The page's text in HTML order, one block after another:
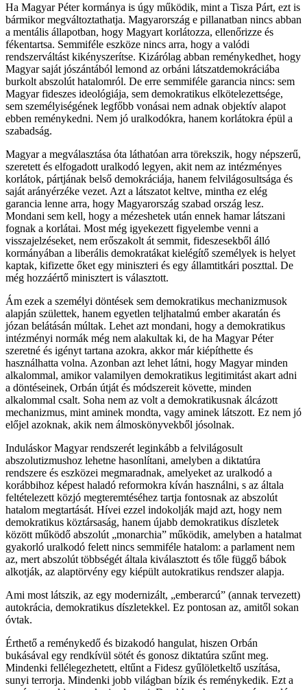
Ha Magyar Péter kormánya is úgy működik, mint a Tisza Párt, ezt is
bármikor megváltoztathatja. Magyarország e pillanatban nincs abban
a mentális állapotban, hogy Magyart korlátozza, ellenőrizze és
fékentartsa. Semmiféle eszköze nincs arra, hogy a valódi
rendszerváltást kikényszerítse. Kizárólag abban reménykedhet, hogy
Magyar saját jószántából lemond az orbáni látszatdemokráciába
burkolt abszolút hatalomról. De erre semmiféle garancia nincs: sem
Magyar fideszes ideológiája, sem demokratikus elkötelezettsége,
sem személyiségének legfőbb vonásai nem adnak objektív alapot
ebben reménykedni. Nem jó uralkodókra, hanem korlátokra épül a
szabadság.
Magyar a megválasztása óta láthatóan arra törekszik, hogy népszerű,
szeretett és elfogadott uralkodó legyen, akit nem az intézményes
korlátok, pártjának belső demokráciája, hanem felvilágosultsága és
saját arányérzéke vezet. Azt a látszatot keltve, mintha ez elég
garancia lenne arra, hogy Magyarország szabad ország lesz.
Mondani sem kell, hogy a mézeshetek után ennek hamar látszani
fognak a korlátai. Most még igyekezett figyelembe venni a
visszajelzéseket, nem erőszakolt át semmit, fideszesekből álló
kormányában a liberális demokratákat kielégítő személyek is helyet
kaptak, kifizette őket egy miniszteri és egy államtitkári poszttal. De
még hozzáértő minisztert is választott.
Ám ezek a személyi döntések sem demokratikus mechanizmusok
alapján születtek, hanem egyetlen teljhatalmú ember akaratán és
józan belátásán múltak. Lehet azt mondani, hogy a demokratikus
intézményi normák még nem alakultak ki, de ha Magyar Péter
szeretné és igényt tartana azokra, akkor már kiépíthette és
használhatta volna. Azonban azt lehet látni, hogy Magyar minden
alkalommal, amikor valamilyen demokratikus legitimitást akart adni
a döntéseinek, Orbán útját és módszereit követte, minden
alkalommal csalt. Soha nem az volt a demokratikusnak álcázott
mechanizmus, mint aminek mondta, vagy aminek látszott. Ez nem jó
előjel azoknak, akik nem álmoskönyvekből jósolnak.
Induláskor Magyar rendszerét leginkább a felvilágosult
abszolutizmushoz lehetne hasonlítani, amelyben a diktatúra
rendszere és eszközei megmaradnak, amelyeket az uralkodó a
korábbihoz képest haladó reformokra kíván használni, s az általa
feltételezett közjó megteremtéséhez tartja fontosnak az abszolút
hatalom megtartását. Hívei ezzel indokolják majd azt, hogy nem
demokratikus köztársaság, hanem újabb demokratikus díszletek
között működő abszolút „monarchia” működik, amelyben a hatalmat
gyakorló uralkodó felett nincs semmiféle hatalom: a parlament nem
az, mert abszolút többségét általa kiválasztott és tőle függő bábok
alkotják, az alaptörvény egy kiépült autokratikus rendszer alapja.
Ami most látszik, az egy modernizált, „emberarcú” (annak tervezett)
autokrácia, demokratikus díszletekkel. Ez pontosan az, amitől sokan
óvtak.
Érthető a reménykedő és bizakodó hangulat, hiszen Orbán
bukásával egy rendkívül sötét és gonosz diktatúra szűnt meg.
Mindenki fellélegezhetett, eltűnt a Fidesz gyűlöletkeltő uszítása,
sunyi terrorja. Mindenki jobb világban bízik és reménykedik. Ezt a